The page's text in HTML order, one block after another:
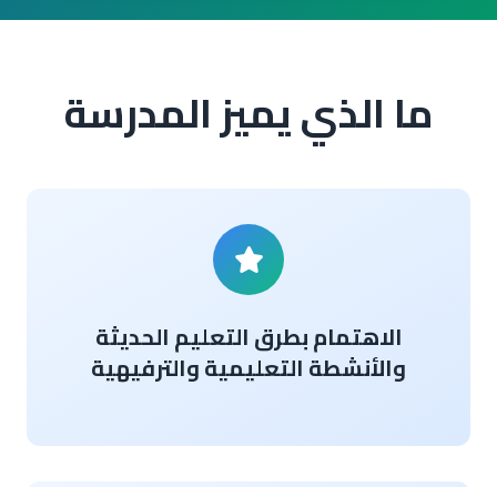
ما الذي يميز المدرسة
الاهتمام بطرق التعليم الحديثة
والأنشطة التعليمية والترفيهية